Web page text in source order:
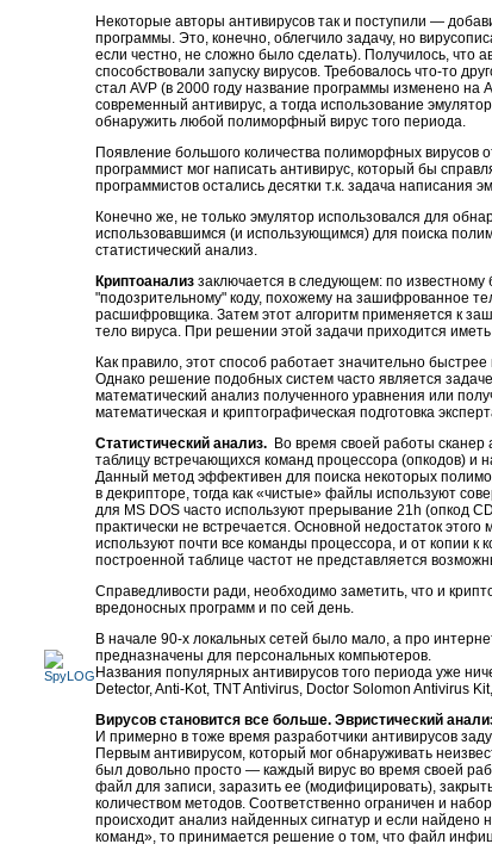
Некоторые авторы антивирусов так и поступили —
программы. Это, конечно, облегчило задачу, но
если честно, не сложно было сделать). Получилось, что
способствовали запуску вирусов. Требовалось что-то
стал AVP (в 2000 году название программы изменено на
современный антивирус, а тогда использование
обнаружить любой полиморфный вирус того периода.
Появление большого количества полиморфных вирусов
программист мог написать антивирус, который бы
программистов остались десятки т.к. задача написания
Конечно же, не только эмулятор использовался для
использовавшимся (и использующимся) для поиска
статистический анализ.
Криптоанализ заключается в следующем: по
"подозрительному" коду, похожему на зашифрованное
расшифровщика. Затем этот алгоритм применяется к
тело вируса. При решении этой задачи приходится
Как правило, этот способ работает значительно
Однако решение подобных систем часто является
математический анализ полученного уравнения или
математическая и криптографическая подготовка
Статистический анализ. Во время своей работы сканер
таблицу встречающихся команд процессора (опкодов)
Данный метод эффективен для поиска некоторых
в декрипторе, тогда как «чистые» файлы используют
для MS DOS часто используют прерывание 21h (опкод
практически не встречается. Основной недостаток
используют почти все команды процессора, и от копии
построенной таблице частот не представляется
Справедливости ради, необходимо заметить, что и
вредоносных программ и по сей день.
В начале 90-х локальных сетей было мало, а про
предназначены для персональных компьютеров.
Названия популярных антивирусов того периода уже
Detector, Anti-Kot, TNT Antivirus, Doctor Solomon Antivirus
Вирусов становится все больше. Эвристический
И примерно в тоже время разработчики антивирусов
Первым антивирусом, который мог обнаруживать
был довольно просто — каждый вирус во время своей
файл для записи, заразить ее (модифицировать),
количеством методов. Соответственно ограничен и
происходит анализ найденных сигнатур и если найдено
команд», то принимается решение о том, что файл